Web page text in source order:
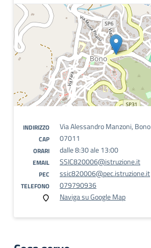
INDIRIZZO Via Alessandro Manzoni, Bono
CAP 07011
ORARI dalle 8:30 ale 13:00
EMAIL SSIC820006@istruzione.it
PEC ssic820006@pec.istruzione.it
TELEFONO
079790936
Naviga su Google Map